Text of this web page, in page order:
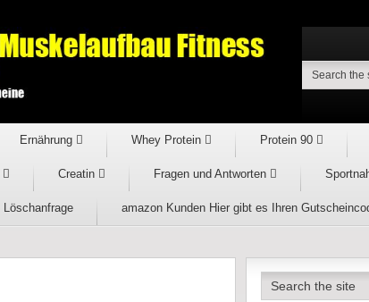
Ernährung Whey Protein Protein 90
Creatin Fragen und Antworten
Löschanfrage amazon Kunden Hier gibt es Ihren